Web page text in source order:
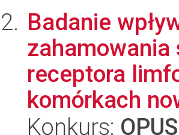
Badanie
receptora
komórkach
Konkurs: